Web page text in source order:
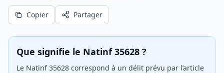
Copier Partager
Que signifie le Natinf 35628 ?
Le Natinf 35628 correspond à un délit prévu par l’article